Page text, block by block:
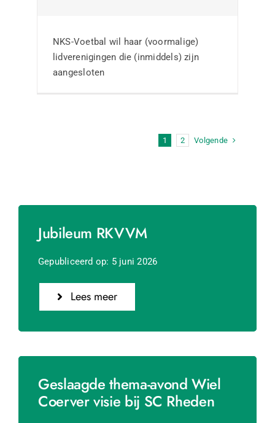
NKS-Voetbal wil haar (voormalige)
lidverenigingen die (inmiddels) zijn
aangesloten
1 2 Volgende
Jubileum RKVVM
Gepubliceerd op: 5 juni 2026
Lees meer
Geslaagde thema-avond Wiel
Coerver visie bij SC Rheden